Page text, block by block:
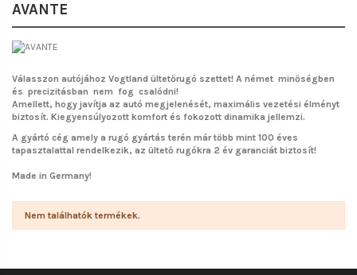
AVANTE
Válasszon autójához Vogtland ültetőrugó szettet! A német minőségben
és precizitásban nem fog csalódni!
Amellett, hogy javítja az autó megjelenését, maximális vezetési élményt
biztosít. Kiegyensúlyozott komfort és fokozott dinamika jellemzi.
A gyártó cég amely a rugó gyártás terén már több mint 100 éves
tapasztalattal rendelkezik, az ültető rugókra 2 év garanciát biztosít!
Made in Germany!
Nem találhatók termékek.